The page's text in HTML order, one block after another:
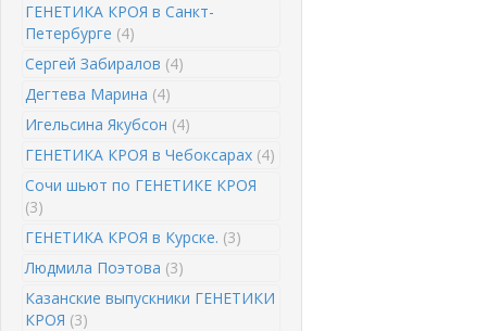
ГЕНЕТИКА КРОЯ в Санкт-
Петербурге (4)
Сергей Забиралов (4)
Дегтева Марина (4)
Игельсина Якубсон (4)
ГЕНЕТИКА КРОЯ в Чебоксарах (4)
Сочи шьют по ГЕНЕТИКЕ КРОЯ
(3)
ГЕНЕТИКА КРОЯ в Курске. (3)
Людмила Поэтова (3)
Казанские выпускники ГЕНЕТИКИ
КРОЯ (3)